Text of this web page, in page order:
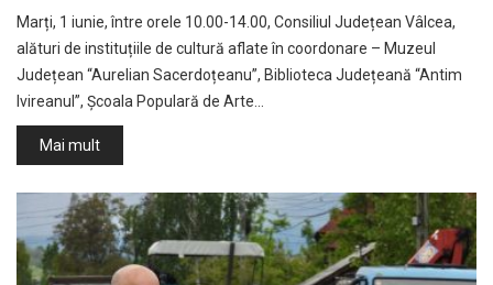
Marți, 1 iunie, între orele 10.00-14.00, Consiliul Județean Vâlcea,
alături de instituțiile de cultură aflate în coordonare – Muzeul
Județean “Aurelian Sacerdoțeanu”, Biblioteca Județeană “Antim
Ivireanul”, Școala Populară de Arte…
Mai mult